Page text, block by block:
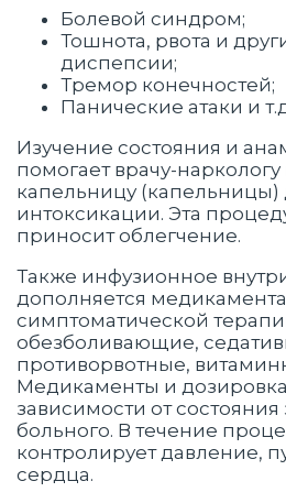
Болевой синдром;
Тошнота, рвота и
диспепсии;
Тремор конечностей;
Панические атаки и
Изучение состояния и
помогает врачу-наркологу
капельницу (капельницы)
интоксикации. Эта
приносит облегчение.
Также инфузионное
дополняется
симптоматической
обезболивающие,
противорвотные,
Медикаменты и
зависимости от состояния
больного. В течение
контролирует давление,
сердца.